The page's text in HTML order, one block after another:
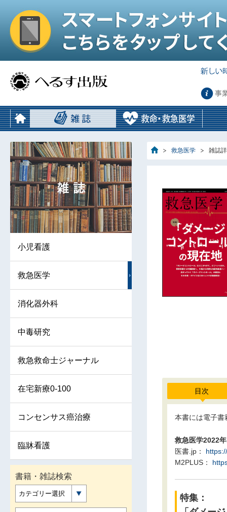
事
救急医学 雑誌
目次
本書には電子書
救急医学2022
医書.jp：
M2PLUS：
特集：
小児看護
救急医学
消化器外科
中毒研究
救急救命士ジャーナル
在宅新療0-100
コンセンサス癌治療
臨牀看護
書籍・雑誌検索
カテゴリー選択